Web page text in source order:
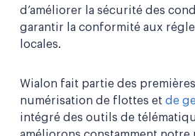
d’améliorer la sécurité des
garantir la conformité aux
locales.
Wialon fait partie des
numérisation de flottes et de
intégré des outils de